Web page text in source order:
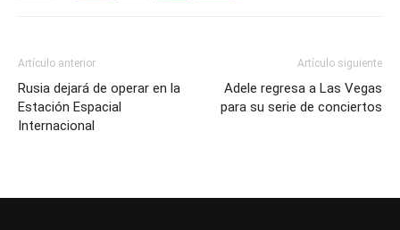
Artículo anterior
Rusia dejará de operar en la
Estación Espacial
Internacional
Artículo siguiente
Adele regresa a Las Vegas
para su serie de conciertos